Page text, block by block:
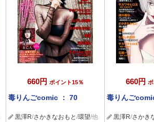
660円 ポイント15％
毒りんごcomic ： 70
黒澤R/さかきなおもと /環望/他
660円
毒りんご
黒澤R/さかき